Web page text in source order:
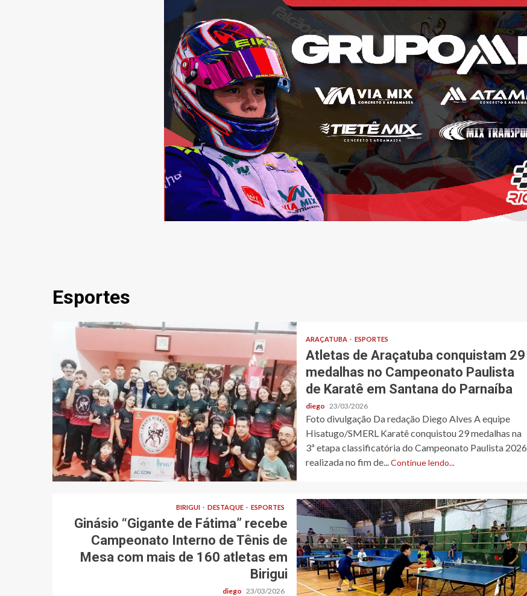
Esportes
ARAÇATUBA ESPORTES
Atletas de Araçatuba conquistam 29
medalhas no Campeonato Paulista
de Karatê em Santana do Parnaíba
diego 23/03/2026
Foto divulgação Da redação Diego Alves A equipe
Hisatugo/SMERL Karatê conquistou 29 medalhas na
3ª etapa classificatória do Campeonato Paulista 2026,
realizada no fim de... Continue lendo...
BIRIGUI DESTAQUE ESPORTES
Ginásio “Gigante de Fátima” recebe
Campeonato Interno de Tênis de
Mesa com mais de 160 atletas em
Birigui
diego 23/03/2026